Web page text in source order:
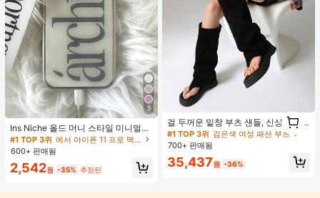
5
Ins Niche 올드 머니 스타일 미니멀리
스트 영국식 전기 도금 실버 엣지 풀
커버리지 휴대폰 케이스, 아이폰 16 프
로 맥스, 애플 17 프로 맥스, 1/3/12/11,
14 프로 호환 (태그 없음)
#1 TOP 3위
에서 아이폰 11 프로 맥스 패션 폰 케이스
600+ 판매됨
2,542원 -35% 추정된
걸 두꺼운 밑창 부츠 샌들, 신상품 여
름 키높이 롱 샤프트 니치 섹시 팝 걸
끈 레트로 스트리트 스타일 앵클 부츠
#1 TOP 3위
거의 매진!
#1 TOP 3위 검은색 여성 패션 부츠
거의 매진!
#1 TOP 3위 검은색 여성 패션 부츠
거의 매진!
#1 TOP 3위 검은색 여성 패션 부츠
거의 매진!
700+ 판매됨
35,437원 -36%
1
1